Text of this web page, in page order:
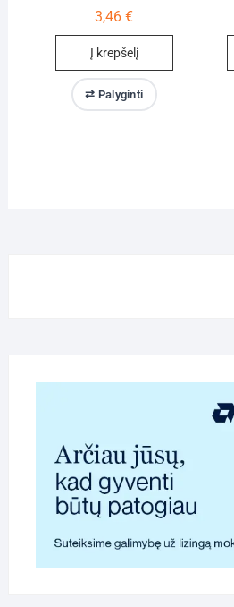
3,46€
Į krepšelį
⇄ Palyginti